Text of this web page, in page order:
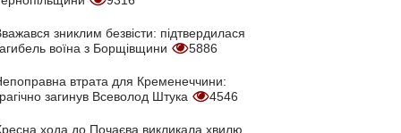
зниклим безвісти: підтвердилася
воїна з Борщівщини
5886
втрата для Кременеччини:
загинув Всеволод Штука
4546
хода до Почаєва викликала хвилю